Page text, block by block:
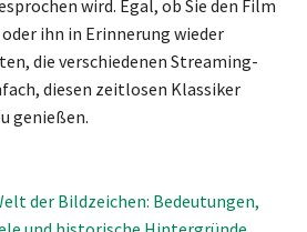
wird. Egal, ob Sie den Film
ihn in Erinnerung wieder
die verschiedenen Streaming-
diesen zeitlosen Klassiker
genießen.
der Bildzeichen: Bedeutungen,